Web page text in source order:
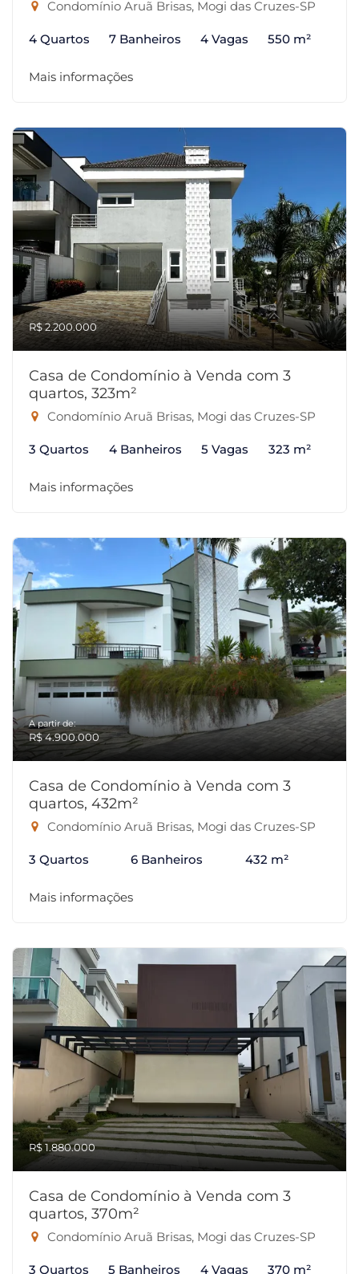
Condomínio Aruã Brisas, Mogi das Cruzes-SP
4 Quartos 7 Banheiros 4 Vagas 550 m²
Mais informações
R$ 2.200.000
Casa de Condomínio à Venda com 3
quartos, 323m²
Condomínio Aruã Brisas, Mogi das Cruzes-SP
3 Quartos 4 Banheiros 5 Vagas 323 m²
Mais informações
A partir de:
R$ 4.900.000
Casa de Condomínio à Venda com 3
quartos, 432m²
Condomínio Aruã Brisas, Mogi das Cruzes-SP
3 Quartos 6 Banheiros 432 m²
Mais informações
R$ 1.880.000
Casa de Condomínio à Venda com 3
quartos, 370m²
Condomínio Aruã Brisas, Mogi das Cruzes-SP
3 Quartos 5 Banheiros 4 Vagas 370 m²